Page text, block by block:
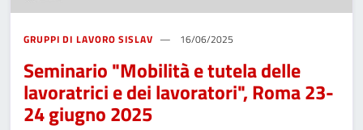
GRUPPI DI LAVORO SISLAV 16/06/2025
Seminario "Mobilità e tutela delle
lavoratrici e dei lavoratori", Roma 23-
24 giugno 2025